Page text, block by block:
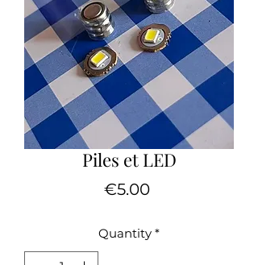
Piles et LED
€5.00Price
Quantity *